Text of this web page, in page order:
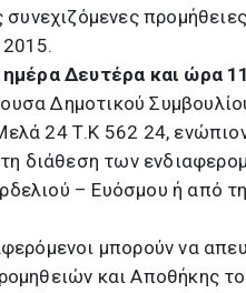
συνεχιζόμενες
Δευτέρα και ώρα
Δημοτικού
24 Τ.Κ 562 24,
διάθεση των
– Ευόσμου ή από
μπορούν να
και Αποθήκης